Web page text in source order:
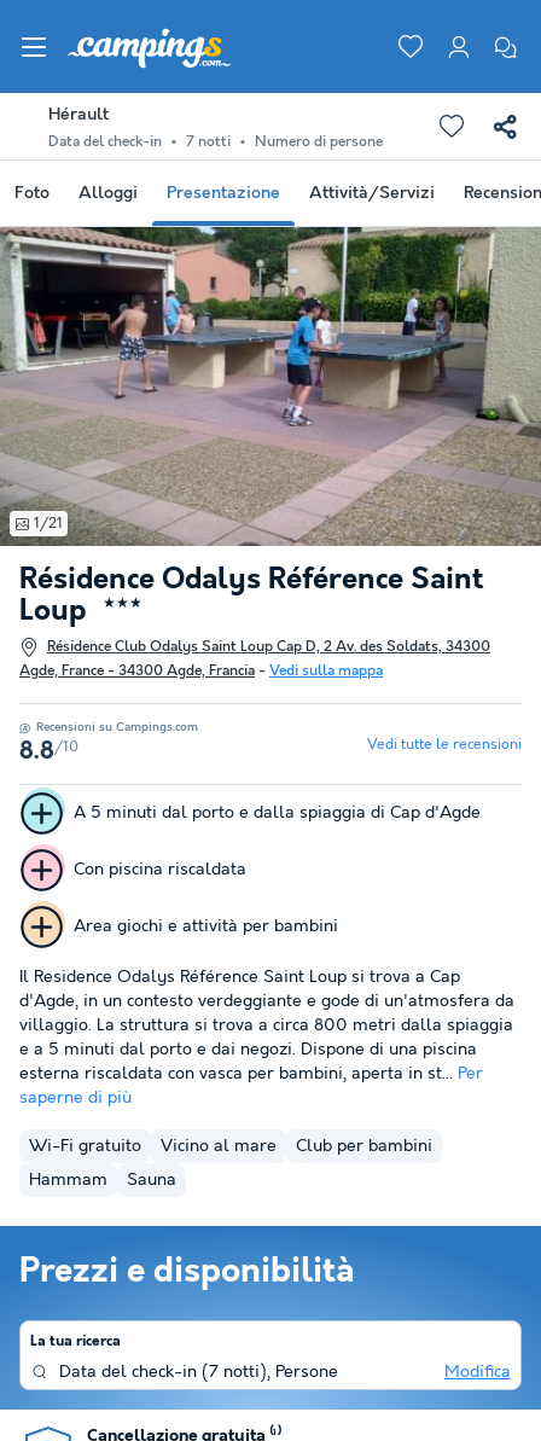
Hérault
Data del check-in 7 notti Numero di persone
Foto Alloggi Presentazione Attività/Servizi
Résidence Odalys Référence Saint
Loup
★★★
Résidence Club Odalys Saint Loup Cap D, 2 Av. des Soldats, 34300
Agde, France - 34300 Agde, Francia - Vedi sulla mappa
1/21
Recensioni su Campings.com
8.8/10 Vedi tutte le recensioni
A 5 minuti dal porto e dalla spiaggia di Cap d'Agde
Con piscina riscaldata
Area giochi e attività per bambini
Il Residence Odalys Référence Saint Loup si trova a Cap
d'Agde, in un contesto verdeggiante e gode di un'atmosfera da
villaggio. La struttura si trova a circa 800 metri dalla spiaggia
e a 5 minuti dal porto e dai negozi. Dispone di una piscina
esterna riscaldata con vasca per bambini, aperta in st... Per
saperne di più
Wi-Fi gratuito Vicino al mare
Club per bambini
Hammam
Sauna
Prezzi e disponibilità
La tua ricerca
Data del check-in (7 notti), Persone Modifica